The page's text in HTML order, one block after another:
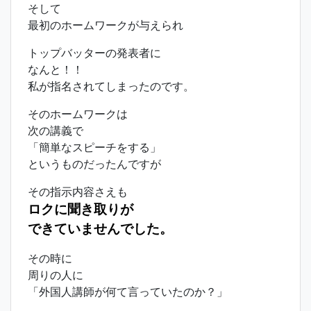
そして
最初のホームワークが与えられ
トップバッターの発表者に
なんと！！
私が指名されてしまったのです。
そのホームワークは
次の講義で
「簡単なスピーチをする」
というものだったんですが
その指示内容さえも
ロクに聞き取りが
できていませんでした。
その時に
周りの人に
「外国人講師が何て言っていたのか？」